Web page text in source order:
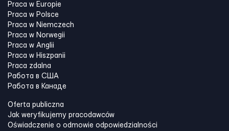
Praca w Europie
Praca w Polsce
Praca w Niemczech
Praca w Norwegii
Praca w Anglii
Praca w Hiszpanii
Praca zdalna
Работа в США
Работа в Канадe
Oferta publiczna
Jak weryfikujemy pracodawców
Oświadczenie o odmowie odpowiedzialności